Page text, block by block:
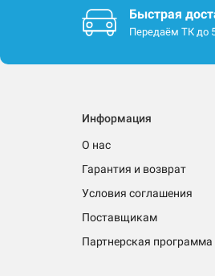
Быстрая
Передаём ТК до
Информация
О нас
Гарантия и возврат
Условия соглашения
Поставщикам
Партнерская программа